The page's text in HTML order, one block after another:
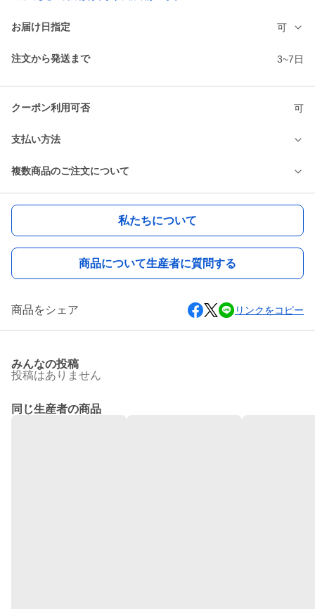
お届け日指定 可
注文から発送まで 3~7日
クーポン利用可否 可
支払い方法
複数商品のご注文について
私たちについて
商品について生産者に質問する
商品をシェア リンクをコピー
みんなの投稿
投稿はありません
同じ生産者の商品